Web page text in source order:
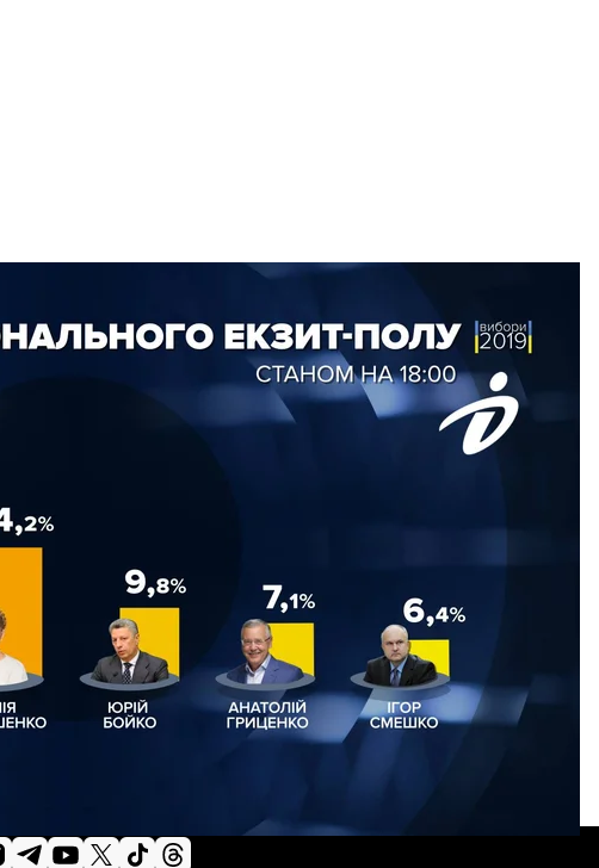
шостого президента. Дільниці по всій країні
можна було до 20 години.
Громадського. Також дивіться наш
онлайн-